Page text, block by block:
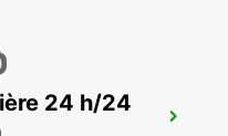
24 h/24